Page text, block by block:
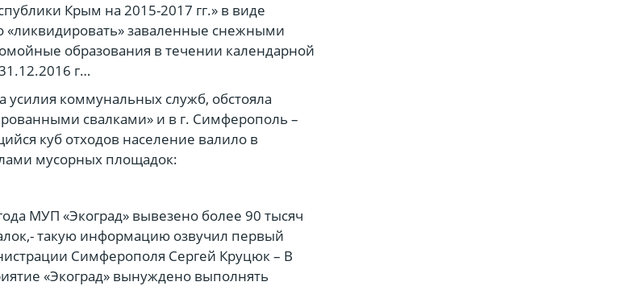
Крым на 2015-2017 гг.» в виде
«ликвидировать» заваленные снежными
образования в течении календарной
г…
усилия коммунальных служб, обстояла
свалками» и в г. Симферополь –
куб отходов население валило в
мусорных площадок:
МУП «Экоград» вывезено более 90 тысяч
такую информацию озвучил первый
Симферополя Сергей Круцюк – В
«Экоград» вынуждено выполнять